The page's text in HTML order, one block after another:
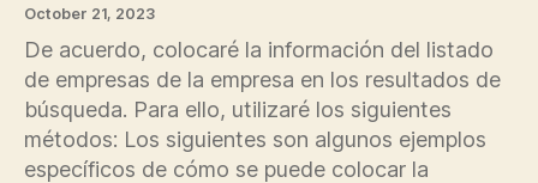
en
español
October 21, 2023
De acuerdo, colocaré la información del listado
de empresas de la empresa en los resultados de
búsqueda. Para ello, utilizaré los siguientes
métodos: Los siguientes son algunos ejemplos
específicos de cómo se puede colocar la